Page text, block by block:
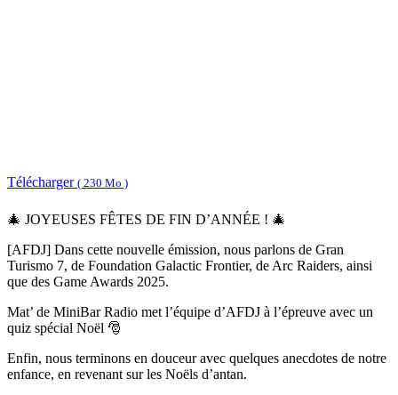
Télécharger ( 230 Mo )
🎄 JOYEUSES FÊTES DE FIN D’ANNÉE ! 🎄
[AFDJ] Dans cette nouvelle émission, nous parlons de Gran
Turismo 7, de Foundation Galactic Frontier, de Arc Raiders, ainsi
que des Game Awards 2025.
Mat’ de MiniBar Radio met l’équipe d’AFDJ à l’épreuve avec un
quiz spécial Noël 🎅
Enfin, nous terminons en douceur avec quelques anecdotes de notre
enfance, en revenant sur les Noëls d’antan.